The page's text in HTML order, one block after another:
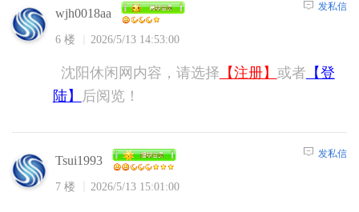
wjh0018aa
6 楼 2026/5/13 14:53:00
发私信
沈阳休闲网内容，请选择 【注册】 或者 【登
陆】
后阅览！
Tsui1993
7 楼 2026/5/13 15:01:00
发私信